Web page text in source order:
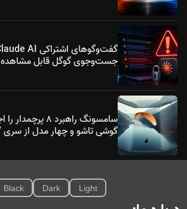
جست‌وجوی گوگل قابل
سامسونگ راهبرد ۸
گوشی تاشو و چهار مدل از سری Galaxy S27
Light
Dark
Black